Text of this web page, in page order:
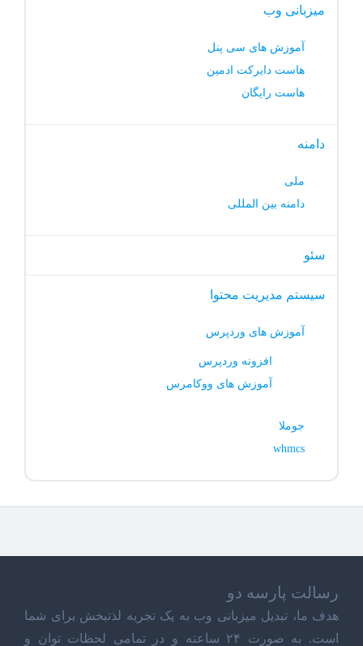
میزبانی وب
آموزش های سی پنل
هاست دایرکت ادمین
هاست رایگان
دامنه
ملی
دامنه بین المللی
سئو
سیستم مدیریت محتوا
آموزش های وردپرس
افزونه وردپرس
آموزش های ووکامرس
جوملا
whmcs
رسالت پارسه دو
هدف ما، تبدیل میزبانی وب به یک تجربه لذتبخش برای شما
است. به صورت ۲۴ ساعته و در تمامی لحظات توان و